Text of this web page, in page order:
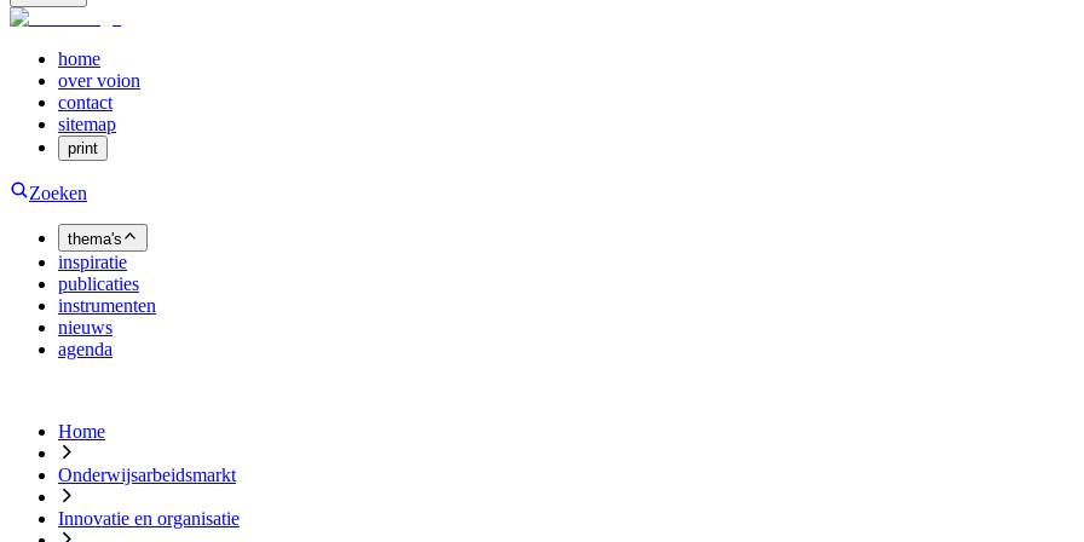
home
over voion
contact
sitemap
print
Zoeken
thema's
inspiratie
publicaties
instrumenten
nieuws
agenda
Home
Onderwijsarbeidsmarkt
Innovatie en organisatie